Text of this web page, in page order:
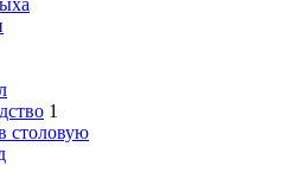
1
столовую